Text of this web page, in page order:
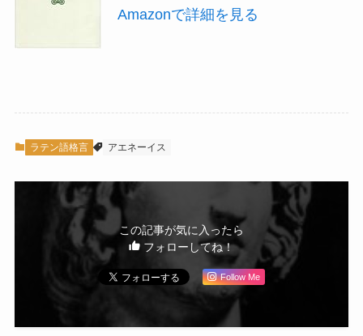
Amazonで詳細を見る
ラテン語格言 アエネーイス
この記事が気に入ったら
フォローしてね！
Follow Me